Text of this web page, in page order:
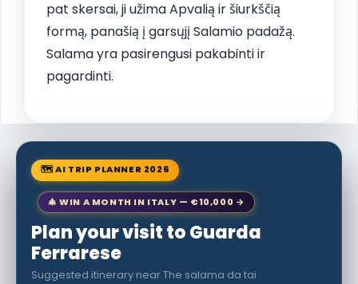
pat skersai, ji užima Apvalią ir šiurkščią
formą, panašią į garsųjį Salamio padažą.
Salama yra pasirengusi pakabinti ir
pagardinti.
🗺 AI TRIP PLANNER 2026
🎄 WIN A MONTH IN ITALY — €10,000 →
Plan your visit to Guarda
Ferrarese
Suggested itinerary near The salama da tai